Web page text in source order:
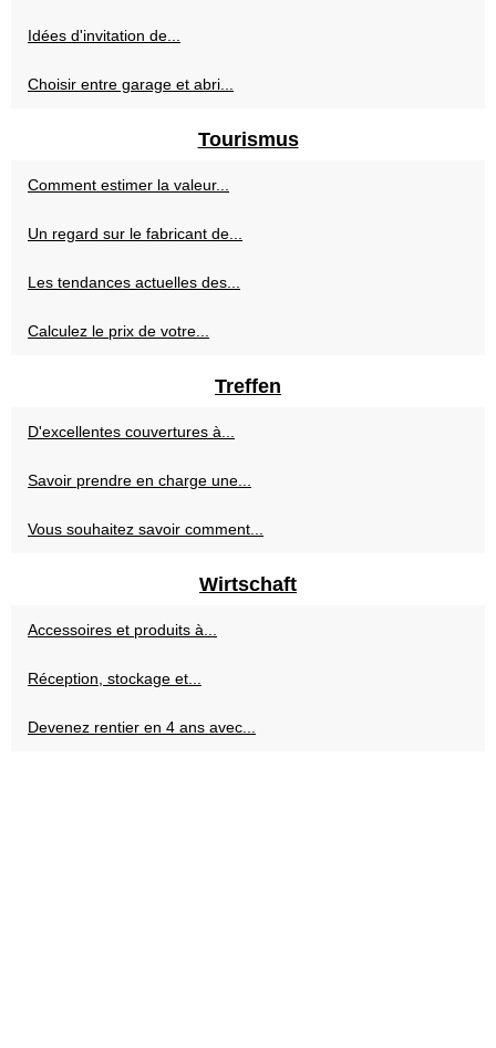
Idées d'invitation de...
Choisir entre garage et abri...
Tourismus
Comment estimer la valeur...
Un regard sur le fabricant de...
Les tendances actuelles des...
Calculez le prix de votre...
Treffen
D'excellentes couvertures à...
Savoir prendre en charge une...
Vous souhaitez savoir comment...
Wirtschaft
Accessoires et produits à...
Réception, stockage et...
Devenez rentier en 4 ans avec...